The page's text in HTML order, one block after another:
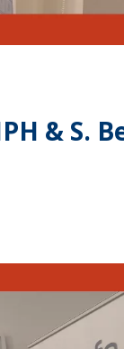
& S.